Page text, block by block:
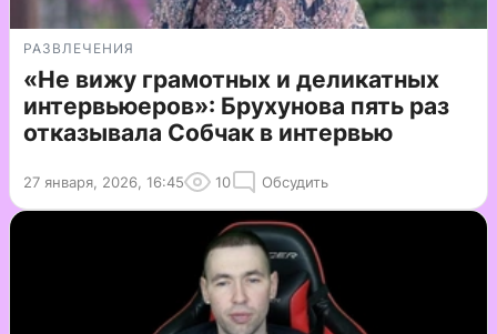
РАЗВЛЕЧЕНИЯ
«Не вижу грамотных и деликатных
интервьюеров»: Брухунова пять раз
отказывала Собчак в интервью
27 января, 2026, 16:45 10 Обсудить